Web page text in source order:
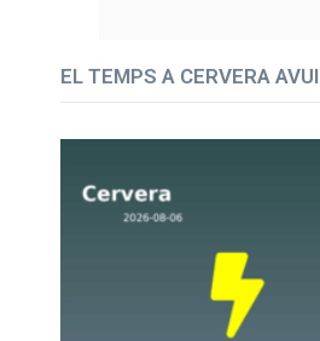
EL TEMPS A CERVERA AVUI